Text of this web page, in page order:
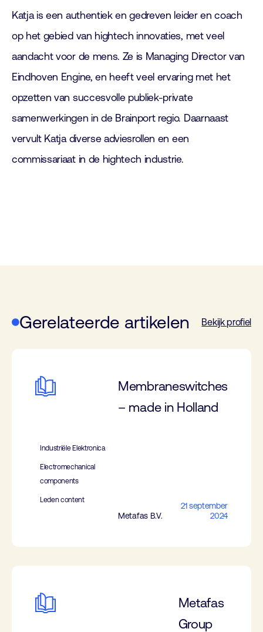
Katja is een authentiek en gedreven leider en coach
op het gebied van hightech innovaties, met veel
aandacht voor de mens. Ze is Managing Director van
Eindhoven Engine, en heeft veel ervaring met het
opzetten van succesvolle publiek-private
samenwerkingen in de Brainport regio. Daarnaast
vervult Katja diverse adviesrollen en een
commissariaat in de hightech industrie.
Gerelateerde artikelen Bekijk profiel
Membraneswitches
– made in Holland
Industriële Elektronica
Electromechanical
components
Leden content
Metafas B.V.
21 september
2024
Metafas
Group